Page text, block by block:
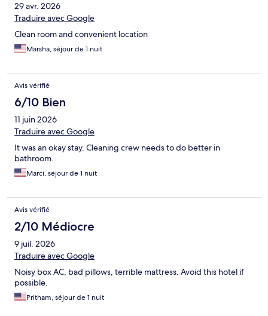
29 avr. 2026
Traduire avec Google
Clean room and convenient location
Marsha, séjour de 1 nuit
Avis vérifié
6/10 Bien
11 juin 2026
Traduire avec Google
It was an okay stay. Cleaning crew needs to do better in
bathroom.
Marci, séjour de 1 nuit
Avis vérifié
2/10 Médiocre
9 juil. 2026
Traduire avec Google
Noisy box AC, bad pillows, terrible mattress. Avoid this hotel if
possible.
Pritham, séjour de 1 nuit